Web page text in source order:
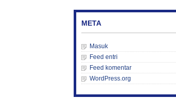
META
Masuk
Feed entri
Feed komentar
WordPress.org